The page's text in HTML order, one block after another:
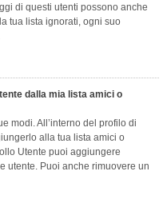
di questi utenti possono anche
tua lista ignorati, ogni suo
dalla mia lista amici o
modi. All’interno del profilo di
alla tua lista amici o
Utente puoi aggiungere
utente. Puoi anche rimuovere un